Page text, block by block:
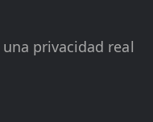
privacidad real